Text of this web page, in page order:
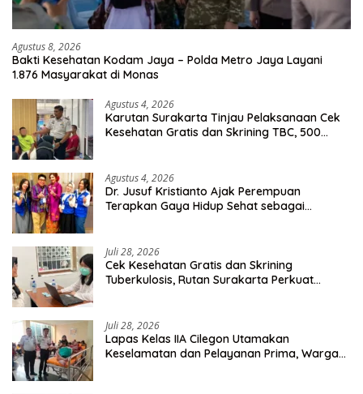
Agustus 8, 2026
Bakti Kesehatan Kodam Jaya – Polda Metro Jaya Layani
1.876 Masyarakat di Monas
Agustus 4, 2026
Karutan Surakarta Tinjau Pelaksanaan Cek
Kesehatan Gratis dan Skrining TBC, 500
Agustus 4, 2026
Dr. Jusuf Kristianto Ajak Perempuan
Terapkan Gaya Hidup Sehat sebagai
Juli 28, 2026
Cek Kesehatan Gratis dan Skrining
Tuberkulosis, Rutan Surakarta Perkuat
Juli 28, 2026
Lapas Kelas IIA Cilegon Utamakan
Keselamatan dan Pelayanan Prima, Warga